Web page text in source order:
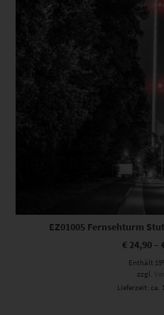
EZ01005 Fernsehturm
€ 24,90 –
Enthält
zzgl.
Lieferzeit: ca.